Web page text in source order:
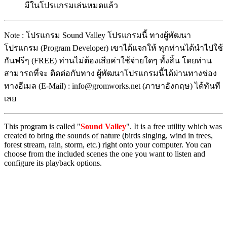
มีในโปรแกรมเล่นหมดแล้ว
Note : โปรแกรม Sound Valley โปรแกรมนี้ ทางผู้พัฒนา
โปรแกรม (Program Developer) เขาได้แจกให้ ทุกท่านได้นำไปใช้
กันฟรีๆ (FREE) ท่านไม่ต้องเสียค่าใช้จ่ายใดๆ ทั้งสิ้น โดยท่าน
สามารถที่จะ ติดต่อกับทาง ผู้พัฒนาโปรแกรมนี้ได้ผ่านทางช่อง
ทางอีเมล (E-Mail) : info@gromworks.net (ภาษาอังกฤษ) ได้ทันที
เลย
This program is called "Sound Valley". It is a free utility which was
created to bring the sounds of nature (birds singing, wind in trees,
forest stream, rain, storm, etc.) right onto your computer. You can
choose from the included scenes the one you want to listen and
configure its playback options.